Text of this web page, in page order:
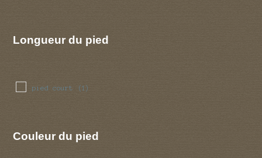
Longueur du pied
pied court (1)
Couleur du pied